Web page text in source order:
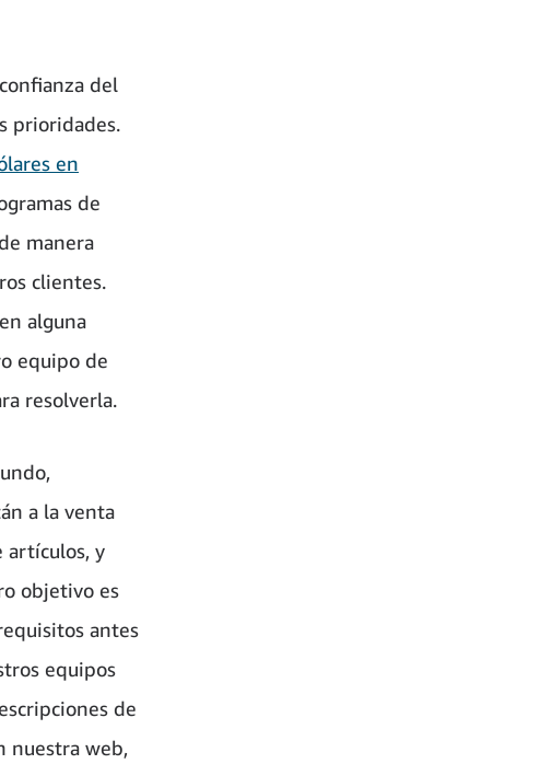
del
prioridades.
en
de
manera
clientes.
alguna
equipo de
resolverla.
a la venta
artículos, y
objetivo es
antes
equipos
de
nuestra web,